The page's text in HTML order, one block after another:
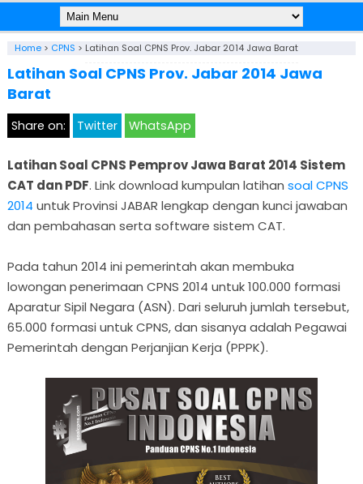
Home> CPNS > Latihan Soal CPNS Prov. Jabar 2014 Jawa Barat
Latihan Soal CPNS Prov. Jabar 2014 Jawa
Barat
Share on: Twitter WhatsApp
Latihan Soal CPNS Pemprov Jawa Barat 2014 Sistem
CAT dan PDF. Link download kumpulan latihan soal CPNS
2014 untuk Provinsi JABAR lengkap dengan kunci jawaban
dan pembahasan serta software sistem CAT.
Pada tahun 2014 ini pemerintah akan membuka
lowongan penerimaan CPNS 2014 untuk 100.000 formasi
Aparatur Sipil Negara (ASN). Dari seluruh jumlah tersebut,
65.000 formasi untuk CPNS, dan sisanya adalah Pegawai
Pemerintah dengan Perjanjian Kerja (PPPK).